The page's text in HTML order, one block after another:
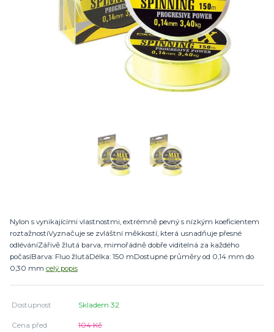
Nylon s vynikajícími vlastnostmi, extrémně pevný s nízkým koeficientem
roztažnostiVyznačuje se zvláštní měkkostí, která usnadňuje přesné
odléváníZářivě žlutá barva, mimořádně dobře viditelná za každého
počasíBarva: Fluo žlutáDélka: 150 mDostupné průměry od 0,14 mm do
0,30 mm celý popis
Dostupnost Skladem 32
Cena před
104 Kč